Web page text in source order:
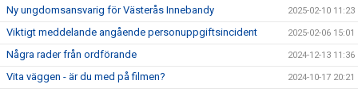
Ny ungdomsansvarig för Västerås Innebandy 2025-02-10 11:23
Viktigt meddelande angående personuppgiftsincident 2025-02-06 15:01
Några rader från ordförande 2024-12-13 11:36
Vita väggen - är du med på filmen? 2024-10-17 20:21